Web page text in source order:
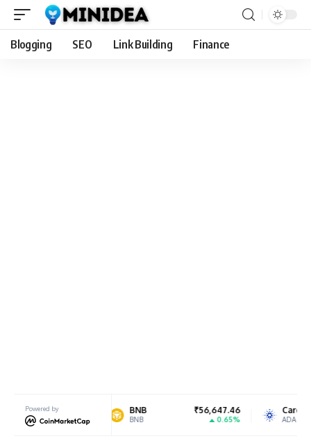
Blogging SEO Link Building Finance
Powered by ₹56,647.46
BNB
Cardano
ADA